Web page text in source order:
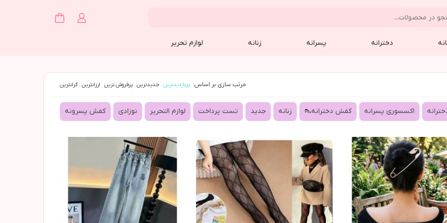
دخترانه پسرانه زنانه لوازم تحریر
مرتب سازی بر اساس: پربازدیدترین جدیدترین پرفروش ترین ارزانترین گرانترین
اکسسوری پسرانه کفش دخترانه👠 زنانه جدید تست پرداخت لوازم التحرير نوزادي كفش پسرونه